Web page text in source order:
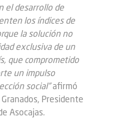
el desarrollo de
los índices de
la solución no
exclusiva de un
que comprometido
un impulso
social”afirmó
Presidente
Asocajas.